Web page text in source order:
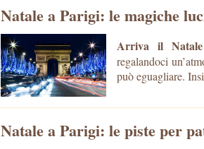
Natale a Parigi: le magiche
Arriva il
regalandoci
può eguagliare.
Natale a Parigi: le piste per